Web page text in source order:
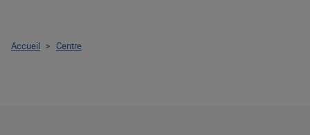
Accueil > Centre